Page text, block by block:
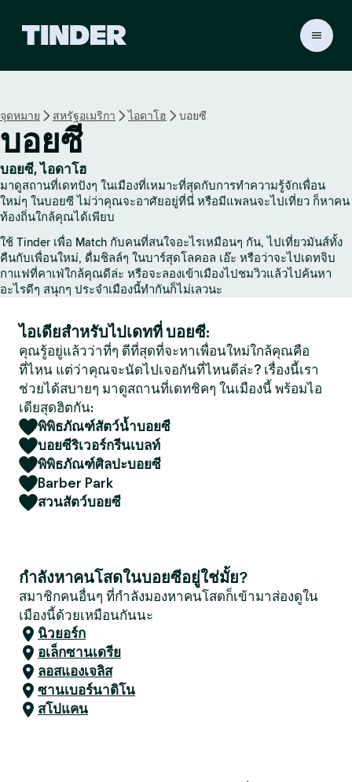
ก
d
e
จุดหมาย สหรัฐอเมริกา ไอดาโฮ บอยซี
บอยซี
บอยซี, ไอดาโฮ
มาดูสถานที่เดทปังๆ ในเมืองที่เหมาะที่สุดกับการทำความรู้จักเพื่อน
ใหม่ๆ ในบอยซี ไม่ว่าคุณจะอาศัยอยู่ที่นี่ หรือมีแพลนจะไปเที่ยว ก็หาคน
ท้องถิ่นใกล้คุณได้เพียบ
ใช้ Tinder เพื่อ Match กับคนที่สนใจอะไรเหมือนๆ กัน, ไปเที่ยวมันส์ทั้ง
คืนกับเพื่อนใหม่, ดื่มชิลล์ๆ ในบาร์สุดโลคอล เอ๊ะ หรือว่าจะไปเดทจิบ
กาแฟที่คาเฟ่ใกล้คุณดีล่ะ หรือจะลองเข้าเมืองไปชมวิวแล้วไปค้นหา
อะไรดีๆ สนุกๆ ประจำเมืองนี้ทำกันก็ไม่เลวนะ
ไอเดียสำหรับไปเดทที่ บอยซี:
คุณรู้อยู่แล้วว่าที่ๆ ดีที่สุดที่จะหาเพื่อนใหม่ใกล้คุณคือ
ที่ไหน แต่ว่าคุณจะนัดไปเจอกันที่ไหนดีล่ะ? เรื่องนี้เรา
ช่วยได้สบายๆ มาดูสถานที่เดทชิคๆ ในเมืองนี้ พร้อมไอ
เดียสุดฮิตกัน:
พิพิธภัณฑ์สัตว์น้ำบอยซี
บอยซีริเวอร์กรีนเบลท์
พิพิธภัณฑ์ศิลปะบอยซี
Barber Park
สวนสัตว์บอยซี
กำลังหาคนโสดในบอยซีอยู่ใช่มั้ย?
สมาชิกคนอื่นๆ ที่กำลังมองหาคนโสดก็เข้ามาส่องดูใน
เมืองนี้ด้วยเหมือนกันนะ
นิวยอร์ก
อเล็กซานเดรีย
ลอสแองเจลิส
ซานเบอร์นาดิโน
สโปแคน